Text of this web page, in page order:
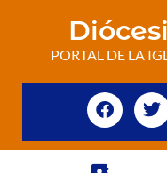
PORTAL DE LA